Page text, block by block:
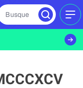
Busque